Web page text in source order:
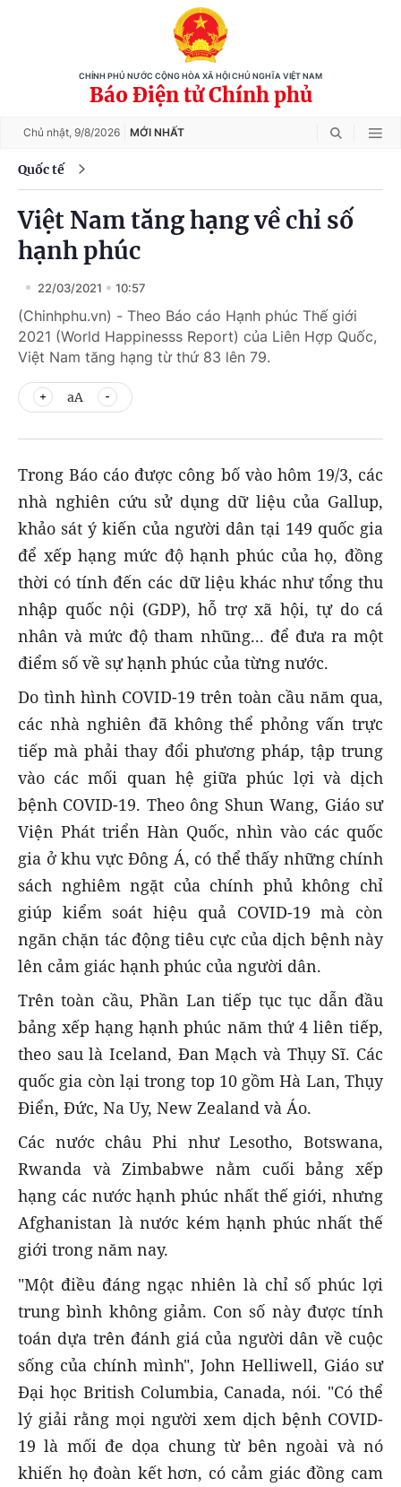
CHÍNH PHỦ NƯỚC CỘNG HÒA XÃ HỘI CHỦ NGHĨA VIỆT NAM
Báo Điện tử Chính phủ
Chủ nhật, 9/8/2026 MỚI NHẤT
Quốc tế
Việt Nam tăng hạng về chỉ số
hạnh phúc
22/03/2021 10:57
(Chinhphu.vn) - Theo Báo cáo Hạnh phúc Thế giới
2021 (World Happinesss Report) của Liên Hợp Quốc,
Việt Nam tăng hạng từ thứ 83 lên 79.
aA
Trong Báo cáo được công bố vào hôm 19/3, các
nhà nghiên cứu sử dụng dữ liệu của Gallup,
khảo sát ý kiến của người dân tại 149 quốc gia
để xếp hạng mức độ hạnh phúc của họ, đồng
thời có tính đến các dữ liệu khác như tổng thu
nhập quốc nội (GDP), hỗ trợ xã hội, tự do cá
nhân và mức độ tham nhũng... để đưa ra một
điểm số về sự hạnh phúc của từng nước.
Do tình hình COVID-19 trên toàn cầu năm qua,
các nhà nghiên đã không thể phỏng vấn trực
tiếp mà phải thay đổi phương pháp, tập trung
vào các mối quan hệ giữa phúc lợi và dịch
bệnh COVID-19. Theo ông Shun Wang, Giáo sư
Viện Phát triển Hàn Quốc, nhìn vào các quốc
gia ở khu vực Đông Á, có thể thấy những chính
sách nghiêm ngặt của chính phủ không chỉ
giúp kiểm soát hiệu quả COVID-19 mà còn
ngăn chặn tác động tiêu cực của dịch bệnh này
lên cảm giác hạnh phúc của người dân.
Trên toàn cầu, Phần Lan tiếp tục tục dẫn đầu
bảng xếp hạng hạnh phúc năm thứ 4 liên tiếp,
theo sau là Iceland, Đan Mạch và Thụy Sĩ. Các
quốc gia còn lại trong top 10 gồm Hà Lan, Thụy
Điển, Đức, Na Uy, New Zealand và Áo.
Các nước châu Phi như Lesotho, Botswana,
Rwanda và Zimbabwe nằm cuối bảng xếp
hạng các nước hạnh phúc nhất thế giới, nhưng
Afghanistan là nước kém hạnh phúc nhất thế
giới trong năm nay.
"Một điều đáng ngạc nhiên là chỉ số phúc lợi
trung bình không giảm. Con số này được tính
toán dựa trên đánh giá của người dân về cuộc
sống của chính mình", John Helliwell, Giáo sư
Đại học British Columbia, Canada, nói. "Có thể
lý giải rằng mọi người xem dịch bệnh COVID-
19 là mối đe dọa chung từ bên ngoài và nó
khiến họ đoàn kết hơn, có cảm giác đồng cam